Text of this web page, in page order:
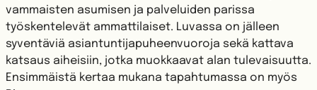
vammaisten asumisen ja palveluiden parissa
työskentelevät ammattilaiset. Luvassa on jälleen
syventäviä asiantuntijapuheenvuoroja sekä kattava
katsaus aiheisiin, jotka muokkaavat alan tulevaisuutta.
Ensimmäistä kertaa mukana tapahtumassa on myös